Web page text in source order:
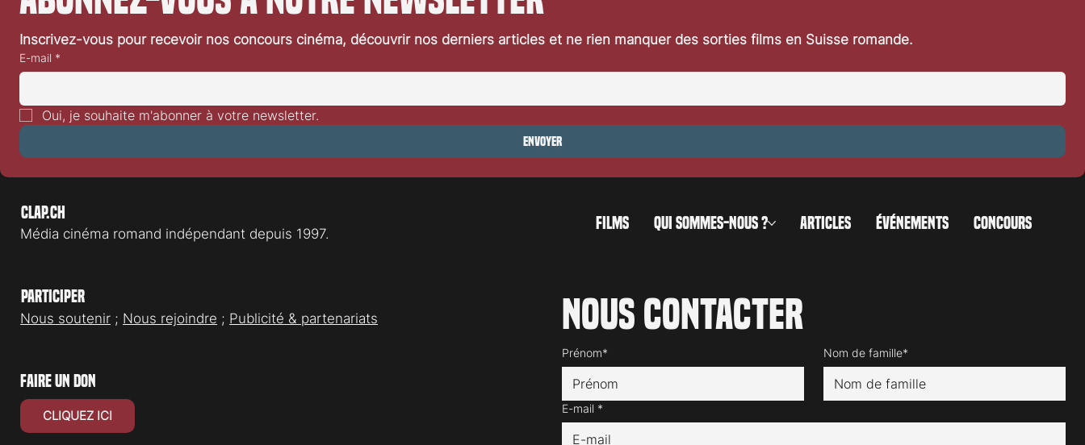
de Guillaume Senez
Frédéric et Valentin
Mélanie Robert
Inscrivez-vous pour recevoir nos concours cinéma, découvrir nos derniers articles et ne rien manquer des sorties films en Suisse romande.
E-mail *
Oui, je souhaite m'abonner à votre newsletter.
Envoyer
Clap.ch
Média cinéma romand indépendant depuis 1997.
FILMS QUI SOMMES-NOUS ? ARTICLES ÉVÉNEMENTS CONCOURS
Participer
Nous soutenir ; Nous rejoindre ; Publicité & partenariats Nous contacter
Prénom* Nom de famille*
E-mail *
faire un don
CLIQUEZ ICI